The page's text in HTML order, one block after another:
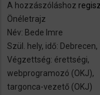
eine
Stelle
als
Abwascher,
Küchenhilfe,
angelernte
Arbeiter
A hozzászóláshoz
Önéletrajz
Név: Bede Imre
Szül. hely, idő: Debrecen,
Végzettség: érettségi,
webprogramozó (OKJ),
targonca-vezető (OKJ)